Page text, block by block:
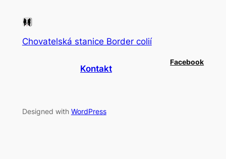
Chovatelská stanice Border colií
Kontakt
Facebook
Designed with WordPress